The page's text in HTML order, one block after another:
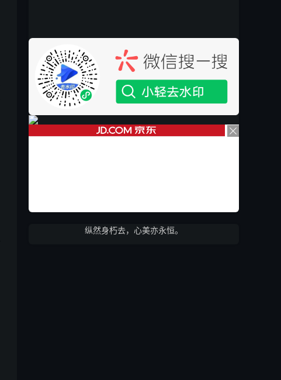
纵然身朽去，心美亦永恒。